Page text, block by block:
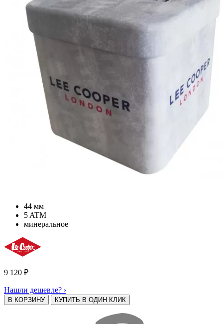
44 мм
5 ATM
минеральное
9 120 ₽
Нашли дешевле? ›
В КОРЗИНУ КУПИТЬ В ОДИН КЛИК